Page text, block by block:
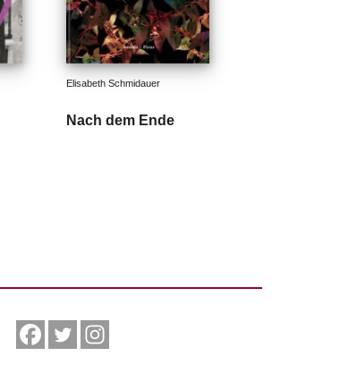
Elisabeth Schmidauer
Nach dem Ende